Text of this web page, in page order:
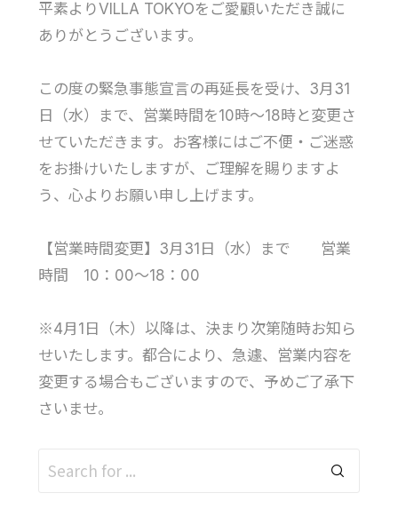
平素よりVILLA TOKYOをご愛顧いただき誠に
ありがとうございます。
この度の緊急事態宣言の再延長を受け、3月31
日（水）まで、営業時間を10時～18時と変更さ
せていただきます。お客様にはご不便・ご迷惑
をお掛けいたしますが、ご理解を賜りますよ
う、心よりお願い申し上げます。
【営業時間変更】3月31日（水）まで 営業
時間 10：00～18：00
※4月1日（木）以降は、決まり次第随時お知ら
せいたします。都合により、急遽、営業内容を
変更する場合もございますので、予めご了承下
さいませ。